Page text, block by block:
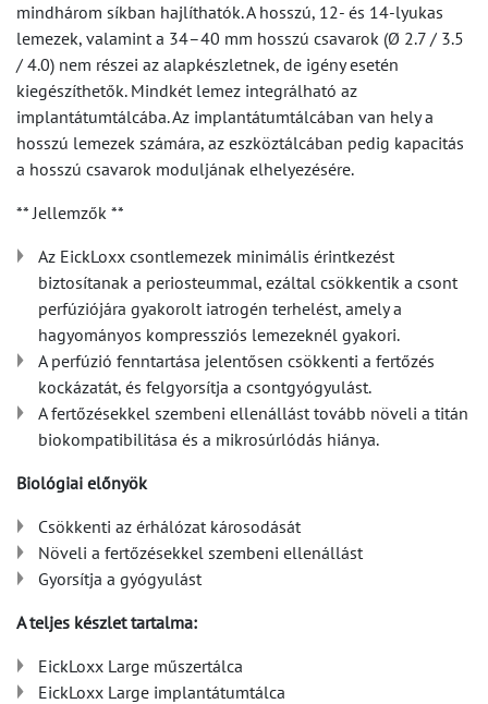
mindhárom síkban hajlíthatók. A hosszú, 12- és 14-lyukas
lemezek, valamint a 34–40 mm hosszú csavarok (Ø 2.7 / 3.5
/ 4.0) nem részei az alapkészletnek, de igény esetén
kiegészíthetők. Mindkét lemez integrálható az
implantátumtálcába. Az implantátumtálcában van hely a
hosszú lemezek számára, az eszköztálcában pedig kapacitás
a hosszú csavarok moduljának elhelyezésére.
** Jellemzők **
Az EickLoxx csontlemezek minimális érintkezést
biztosítanak a periosteummal, ezáltal csökkentik a csont
perfúziójára gyakorolt iatrogén terhelést, amely a
hagyományos kompressziós lemezeknél gyakori.
A perfúzió fenntartása jelentősen csökkenti a fertőzés
kockázatát, és felgyorsítja a csontgyógyulást.
A fertőzésekkel szembeni ellenállást tovább növeli a titán
biokompatibilitása és a mikrosúrlódás hiánya.
Biológiai előnyök
Csökkenti az érhálózat károsodását
Növeli a fertőzésekkel szembeni ellenállást
Gyorsítja a gyógyulást
A teljes készlet tartalma:
EickLoxx Large műszertálca
EickLoxx Large implantátumtálca